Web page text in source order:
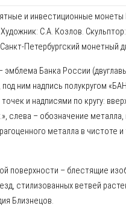
и инвестиционные монеты
C.А. Козлов.
Петербургский монетный
эмблема Банка России
ним надпись полукругом
и надписями по кругу:
слева – обозначение металла,
металла в чистоте
поверхности – блестящие
стилизованных ветвей
Близнецов.